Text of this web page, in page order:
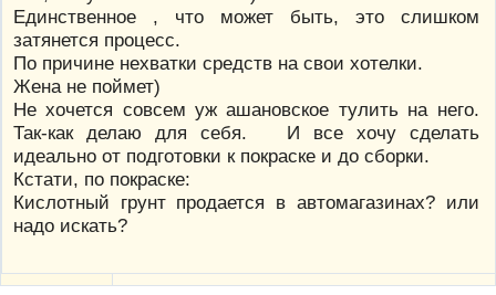
Единственное , что может быть, это слишком
затянется процесс.
По причине нехватки средств на свои хотелки.
Жена не поймет)
Не хочется совсем уж ашановское тулить на него.
Так-как делаю для себя. И все хочу сделать
идеально от подготовки к покраске и до сборки.
Кстати, по покраске:
Кислотный грунт продается в автомагазинах? или
надо искать?